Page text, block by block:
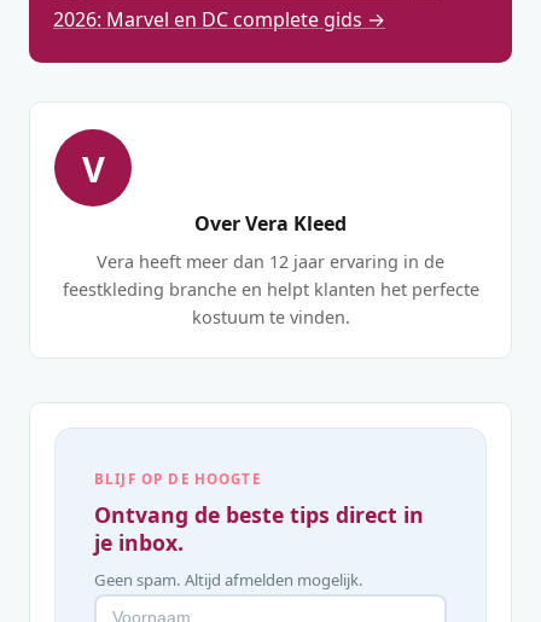
2026: Marvel en DC complete gids →
V
Over Vera Kleed
Vera heeft meer dan 12 jaar ervaring in de
feestkleding branche en helpt klanten het perfecte
kostuum te vinden.
BLIJF OP DE HOOGTE
Ontvang de beste tips direct in
je inbox.
Geen spam. Altijd afmelden mogelijk.